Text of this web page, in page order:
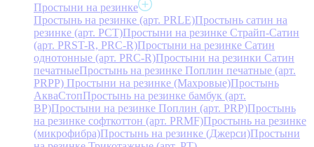
Простыни на резинке
Простынь на резинке (арт. PRLE)Простынь сатин на
резинке (арт. PCT)Простыни на резинке Страйп-Сатин
(арт. PRST-R, PRC-R)Простыни на резинке Сатин
однотонные (арт. PRC-R)Простыни на резинки Сатин
печатныеПростынь на резинке Поплин печатные (арт.
PRPP) Простыни на резинке (Махровые)Простынь
АкваСтопПростынь на резинке бамбук (арт.
BP)Простыни на резинке Поплин (арт. PRP)Простынь
на резинке софткоттон (арт. PRMF)Простынь на резинке
(микрофибра)Простынь на резинке (Джерси)Простыни